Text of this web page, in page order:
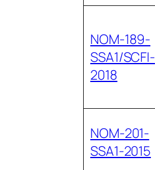
NOM-189-
SSA1/SCFI-
2018
NOM-201-
SSA1-2015